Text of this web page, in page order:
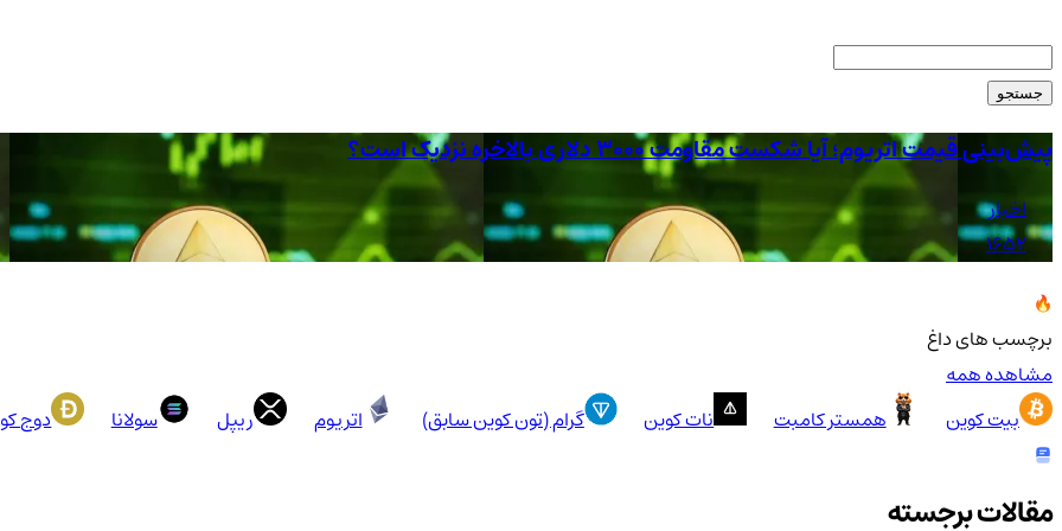
جستجو
پیش‌بینی قیمت اتریوم؛ آیا شکست مقاومت ۳۰۰۰ دلاری بالاخره نزدیک است؟
اخبار
1652
برچسب های داغ
مشاهده همه
بیت کوین
همستر کامبت نات کوین گرام (تون کوین سابق) اتریوم ریپل سولانا دوج
مقالات برجسته